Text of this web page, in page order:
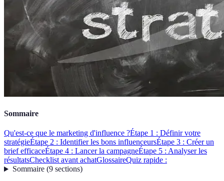
Sommaire
Qu'est-ce que le marketing d'influence ?Étape 1 : Définir votre
stratégieÉtape 2 : Identifier les bons influenceursÉtape 3 : Créer un
brief efficaceÉtape 4 : Lancer la campagneÉtape 5 : Analyser les
résultatsChecklist avant achatGlossaireQuiz rapide :
Sommaire(9 sections)